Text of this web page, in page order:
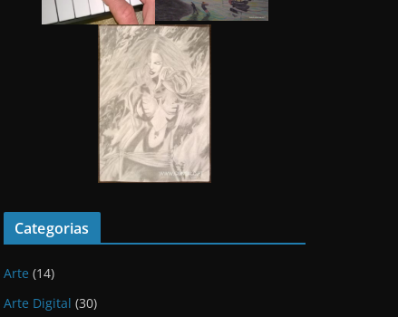
Categorias
Arte (14)
Arte Digital (30)